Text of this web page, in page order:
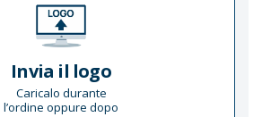
Invia il logo
Caricalo durante
l’ordine oppure dopo